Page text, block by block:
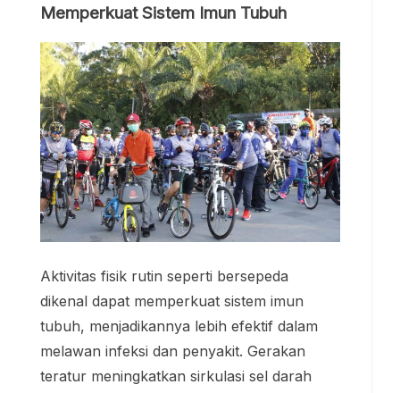
Memperkuat Sistem Imun Tubuh
Aktivitas fisik rutin seperti bersepeda
dikenal dapat memperkuat sistem imun
tubuh, menjadikannya lebih efektif dalam
melawan infeksi dan penyakit. Gerakan
teratur meningkatkan sirkulasi sel darah